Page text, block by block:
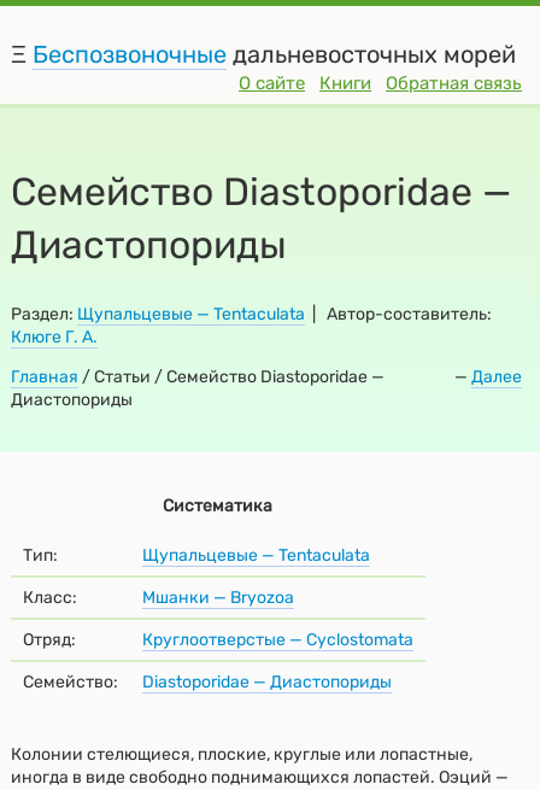
Ξ Беспозвоночныедальневосточных морей
О сайте Книги Обратная связь
Семейство Diastoporidae —
Диастопориды
Раздел: Щупальцевые — Tentaculata | Автор-составитель:
Клюге Г. А.
Главная / —Далее
Статьи / Семейство Diastoporidae —
Диастопориды
Систематика
Тип: Щупальцевые — Tentaculata
Класс: Мшанки — Bryozoa
Отряд: Круглоотверстые — Cyclostomata
Семейство: Diastoporidae — Диастопориды
Колонии стелющиеся, плоские, круглые или лопастные,
иногда в виде свободно поднимающихся лопастей. Оэций —